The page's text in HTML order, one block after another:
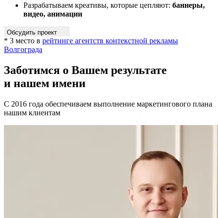
Разрабатываем креативы, которые цепляют: баннеры,
видео, анимации
Обсудить проект
* 3 место в рейтинге агентств контекстной рекламы
Волгограда
Заботимся о Вашем результате
и нашем имени
С 2016 года обеспечиваем выполнение маркетингового плана
нашим клиентам